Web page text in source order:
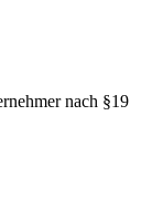
nach §19